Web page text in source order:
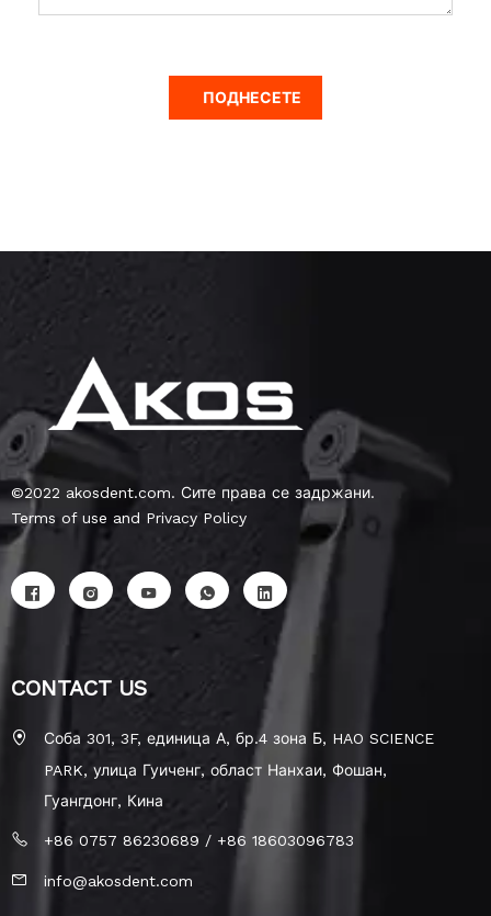
ПОДНЕСЕТЕ
©2022 akosdent.com. Сите права се задржани.
Terms of use and Privacy Policy
CONTACT US
Соба 301, 3F, единица А, бр.4 зона Б, HAO SCIENCE
PARK, улица Гуиченг, област Нанхаи, Фошан,
Гуангдонг, Кина
+86 0757 86230689 / +86 18603096783
info@akosdent.com